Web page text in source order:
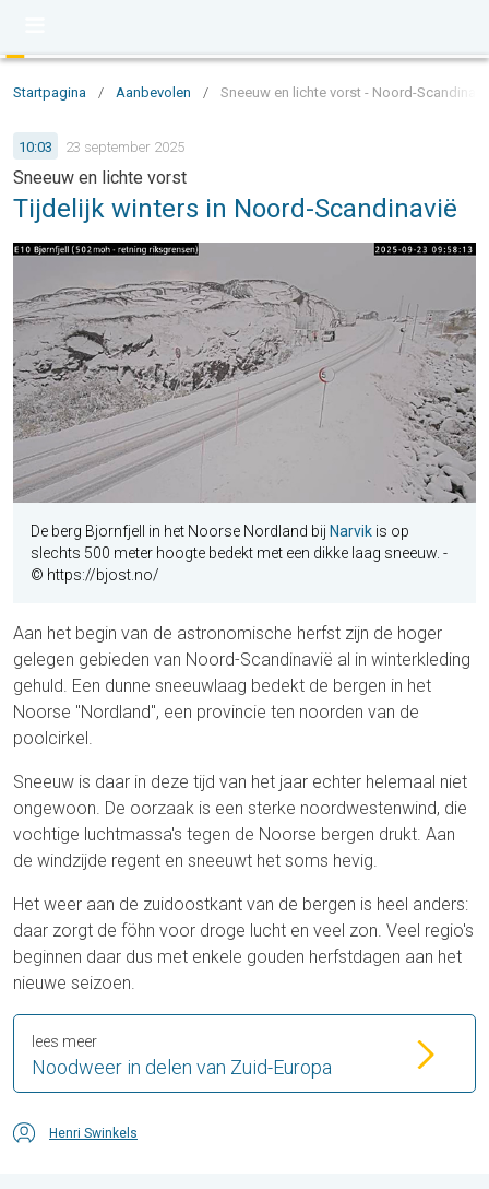
Startpagina / Aanbevolen / Sneeuw en lichte vorst - Noord-
10:03 23 september 2025
Sneeuw en lichte vorst
Tijdelijk winters in Noord-Scandinavië
De berg Bjornfjell in het Noorse Nordland bij Narvik is op
slechts 500 meter hoogte bedekt met een dikke laag sneeuw. -
© https://bjost.no/
Aan het begin van de astronomische herfst zijn de hoger
gelegen gebieden van Noord-Scandinavië al in winterkleding
gehuld. Een dunne sneeuwlaag bedekt de bergen in het
Noorse "Nordland", een provincie ten noorden van de
poolcirkel.
Sneeuw is daar in deze tijd van het jaar echter helemaal niet
ongewoon. De oorzaak is een sterke noordwestenwind, die
vochtige luchtmassa's tegen de Noorse bergen drukt. Aan
de windzijde regent en sneeuwt het soms hevig.
Het weer aan de zuidoostkant van de bergen is heel anders:
daar zorgt de föhn voor droge lucht en veel zon. Veel regio's
beginnen daar dus met enkele gouden herfstdagen aan het
nieuwe seizoen.
Noodweer in delen van Zuid-Europa
lees meer
Henri Swinkels